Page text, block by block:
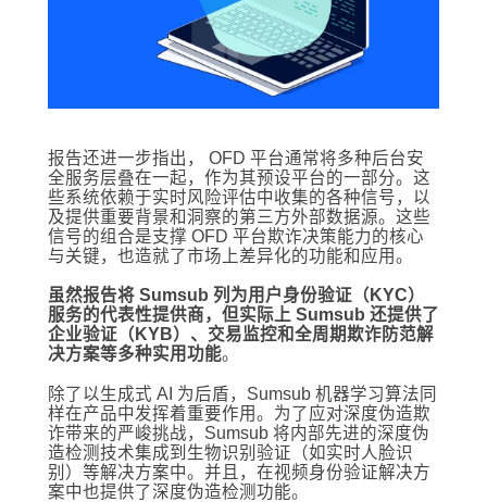
报告还进一步指出， OFD 平台通常将多种后台安
全服务层叠在一起，作为其预设平台的一部分。这
些系统依赖于实时风险评估中收集的各种信号，以
及提供重要背景和洞察的第三方外部数据源。这些
信号的组合是支撑 OFD 平台欺诈决策能力的核心
与关键，也造就了市场上差异化的功能和应用。
虽然报告将 Sumsub 列为用户身份验证（KYC）
服务的代表性提供商， 但实际上 Sumsub 还提供了
企业验证（KYB）、交易监控和全周期欺诈防范解
决方案等多种实用功能。
除了以生成式 AI 为后盾，Sumsub 机器学习算法同
样在产品中发挥着重要作用。为了应对深度伪造欺
诈带来的严峻挑战，Sumsub 将内部先进的深度伪
造检测技术集成到生物识别验证（如实时人脸识
别）等解决方案中。并且，在视频身份验证解决方
案中也提供了深度伪造检测功能。